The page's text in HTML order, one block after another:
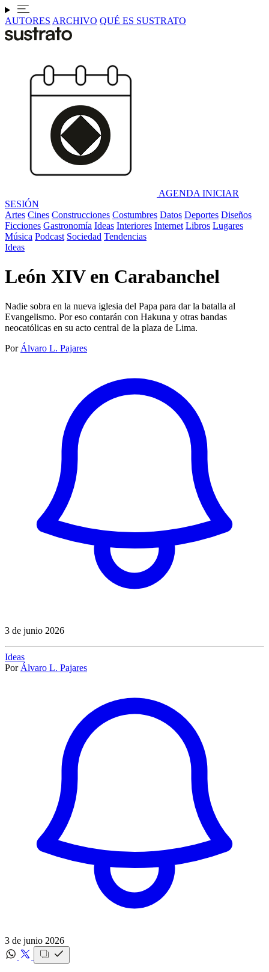
AUTORES ARCHIVO QUÉ ES SUSTRATO
AGENDA INICIAR
SESIÓN
Artes Cines Construcciones Costumbres Datos Deportes Diseños
Ficciones Gastronomía Ideas Interiores Internet Libros Lugares
Música Podcast Sociedad Tendencias
Ideas
León XIV en Carabanchel
Nadie sobra en la nueva iglesia del Papa para dar la batalla al
Evangelismo. Por eso contarán con Hakuna y otras bandas
neocatólicas en su acto central de la plaza de Lima.
Por Álvaro L. Pajares
3 de junio 2026
Ideas
Por Álvaro L. Pajares
3 de junio 2026